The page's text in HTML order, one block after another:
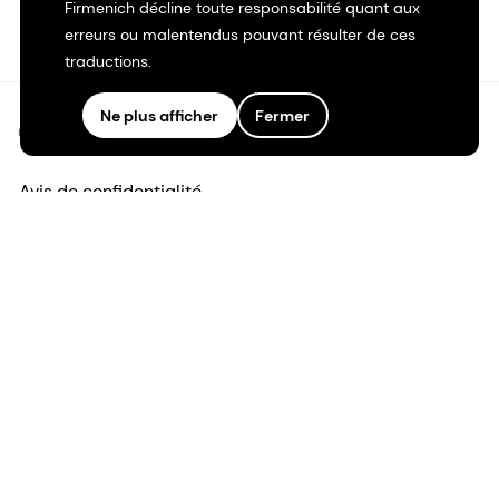
Firmenich décline toute responsabilité quant aux
erreurs ou malentendus pouvant résulter de ces
traductions.
Ne plus afficher Fermer
©2026 dsm-firmenich. Tous droits réservés.
Avis de confidentialité